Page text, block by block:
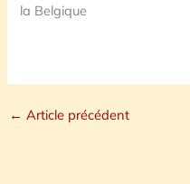
la Belgique
← Article précédent